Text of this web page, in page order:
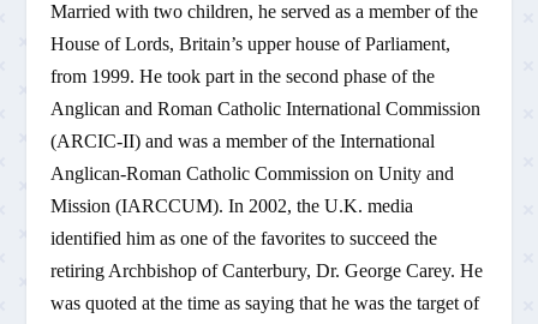
Married with two children, he served as a member of the
House of Lords, Britain’s upper house of Parliament,
from 1999. He took part in the second phase of the
Anglican and Roman Catholic International Commission
(ARCIC-II) and was a member of the International
Anglican-Roman Catholic Commission on Unity and
Mission (IARCCUM). In 2002, the U.K. media
identified him as one of the favorites to succeed the
retiring Archbishop of Canterbury, Dr. George Carey. He
was quoted at the time as saying that he was the target of